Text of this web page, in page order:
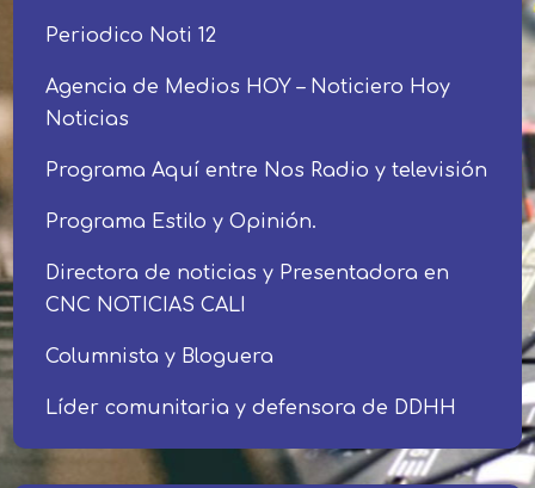
Periodico Noti 12
Agencia de Medios HOY – Noticiero Hoy
Noticias
Programa Aquí entre Nos Radio y televisión
Programa Estilo y Opinión.
Directora de noticias y Presentadora en
CNC NOTICIAS CALI
Columnista y Bloguera
Líder comunitaria y defensora de DDHH